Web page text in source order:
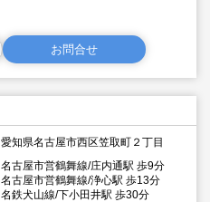
お問合せ
愛知県名古屋市西区笠取町２丁目
名古屋市営鶴舞線/庄内通駅 歩9分
名古屋市営鶴舞線/浄心駅 歩13分
名鉄犬山線/下小田井駅 歩30分